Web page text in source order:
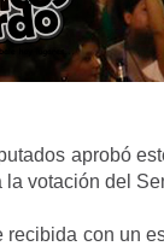
aprobó
la votación del
recibida con un